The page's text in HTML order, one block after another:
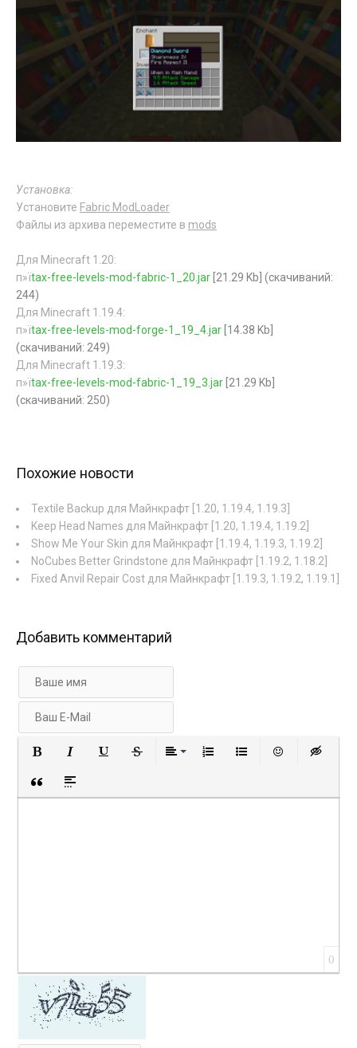
Установка:
Установите Fabric ModLoader
Файлы из архива переместите в mods
Для Minecraft 1.20:
п»їtax-free-levels-mod-fabric-1_20.jar [21.29 Kb] (cкачиваний:
244)
Для Minecraft 1.19.4:
п»їtax-free-levels-mod-forge-1_19_4.jar [14.38 Kb]
(cкачиваний: 249)
Для Minecraft 1.19.3:
п»їtax-free-levels-mod-fabric-1_19_3.jar [21.29 Kb]
(cкачиваний: 250)
Похожие новости
Textile Backup для Майнкрафт [1.20, 1.19.4, 1.19.3]
Keep Head Names для Майнкрафт [1.20, 1.19.4, 1.19.2]
Show Me Your Skin для Майнкрафт [1.19.4, 1.19.3, 1.19.2]
NoCubes Better Grindstone для Майнкрафт [1.19.2, 1.18.2]
Fixed Anvil Repair Cost для Майнкрафт [1.19.3, 1.19.2, 1.19.1]
Добавить комментарий
Вставка цитаты
Вставка спойлера
0